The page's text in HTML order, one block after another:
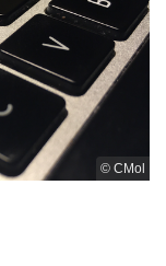
© CMol